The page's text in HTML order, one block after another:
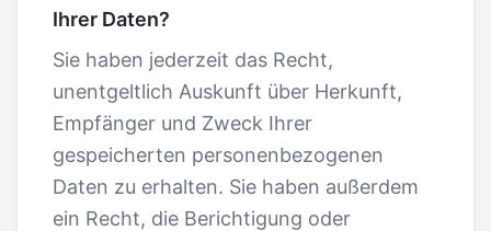
Ihrer Daten?
Sie haben jederzeit das Recht,
unentgeltlich Auskunft über Herkunft,
Empfänger und Zweck Ihrer
gespeicherten personenbezogenen
Daten zu erhalten. Sie haben außerdem
ein Recht, die Berichtigung oder